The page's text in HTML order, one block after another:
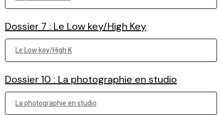
Dossier 7 : Le Low key/High Key
Le Low key/High K
Dossier 10 : La photographie en studio
La photographie en studio